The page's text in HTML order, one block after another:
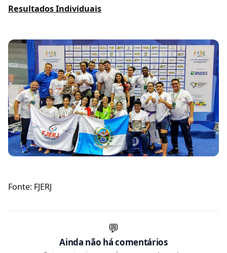
Resultados Individuais
Fonte: FJERJ
💬
Ainda não há comentários